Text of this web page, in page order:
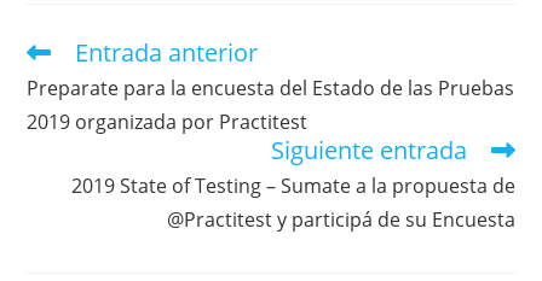
Entrada anterior
Preparate para la encuesta del Estado de las Pruebas
2019 organizada por Practitest
Siguiente entrada
2019 State of Testing – Sumate a la propuesta de
@Practitest y participá de su Encuesta